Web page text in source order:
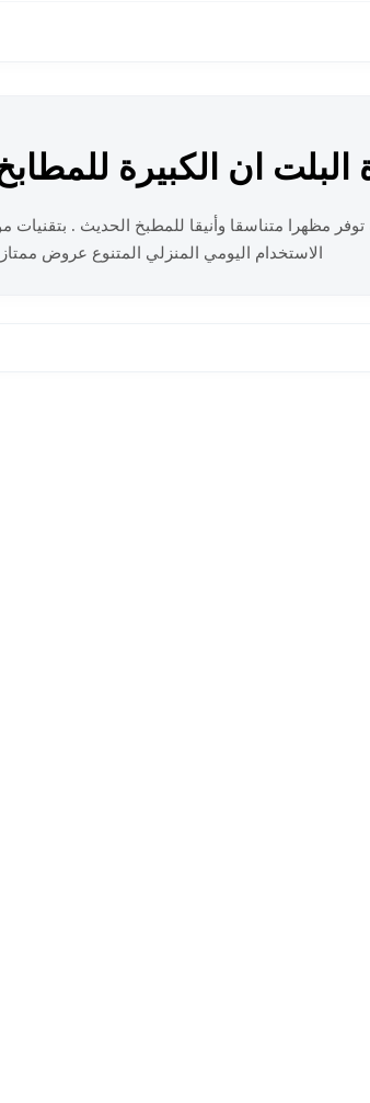
البلت ان الكبيرة
توفر مظهرا متناسقا وأنيقا للمطبخ الحديث .
الاستخدام اليومي المنزلي المتنوع عروض